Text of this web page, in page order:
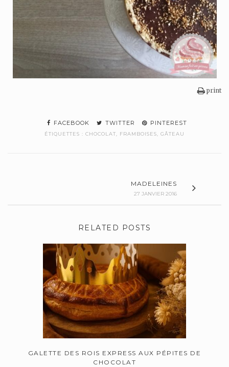
print
FACEBOOK TWITTER PINTEREST
ÉTIQUETTES : CHOCOLAT FRAMBOISES GÂTEAU
MADELEINES
27 JANVIER 2016
RELATED POSTS
GALETTE DES ROIS EXPRESS AUX PÉPITES DE
CHOCOLAT